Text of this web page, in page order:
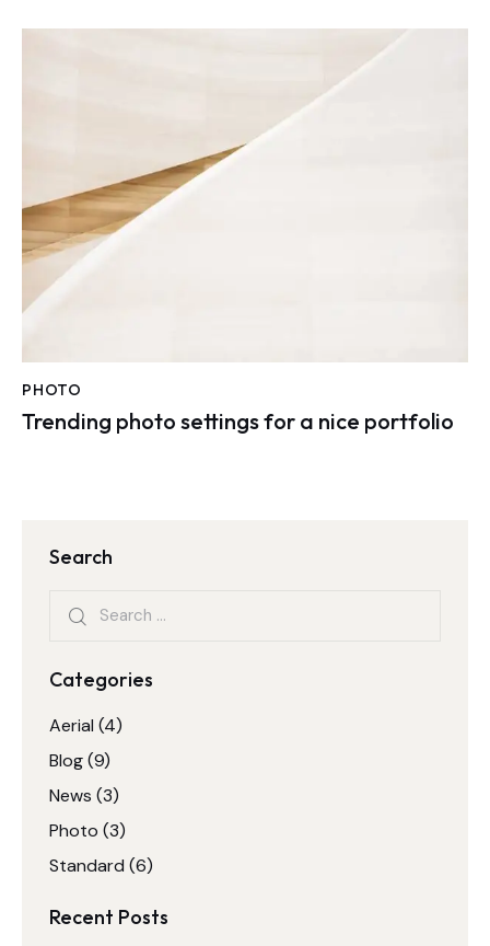
PHOTO
Trending photo settings for a nice portfolio
Search
Categories
Aerial (4)
Blog(9)
News (3)
Photo (3)
Standard (6)
Recent Posts